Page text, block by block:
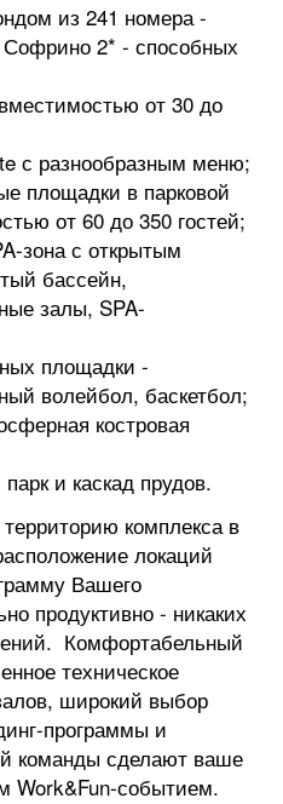
из 241 номера -
Софрино 2* - способных
от 30 до
с разнообразным меню;
площадки в парковой
от 60 до 350 гостей;
зона с открытым
бассейн,
залы, SPA-
площадки -
волейбол, баскетбол;
костровая
и каскад прудов.
комплекса в
локаций
Вашего
продуктивно - никаких
Комфортабельный
техническое
широкий выбор
программы и
команды сделают ваше
Work&Fun-событием.